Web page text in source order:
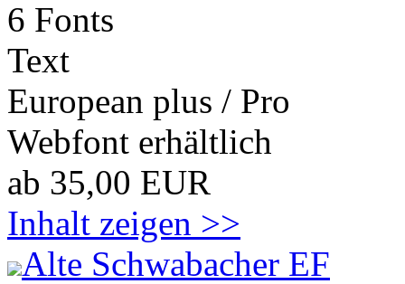
6 Fonts
Text
European plus / Pro
Webfont erhältlich
ab 35,00 EUR
Inhalt zeigen >>
Alte Schwabacher EF